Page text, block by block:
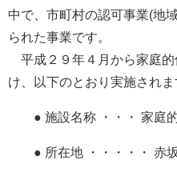
中で、市町村の認可事業(地
られた事業です。
平成２９年４月から家庭的
け、以下のとおり実施されま
● 施設名称 ・・・ 家庭
● 所在地 ・・・・・ 赤坂